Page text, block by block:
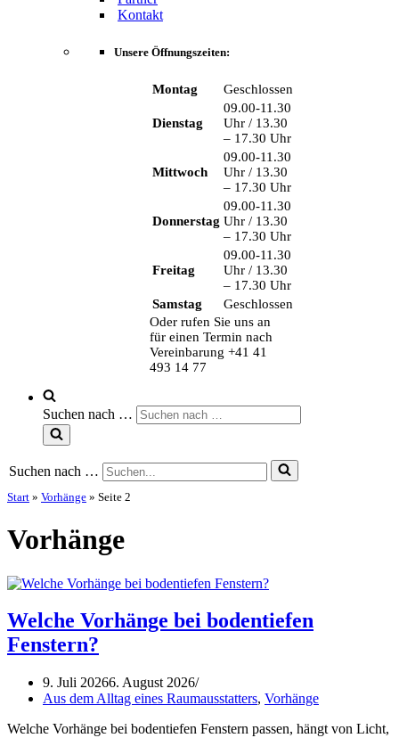
Kontakt
Unsere Öffnungszeiten:
Montag Geschlossen
Dienstag
09.00-11.30
Uhr / 13.30
– 17.30 Uhr
Mittwoch
09.00-11.30
Uhr / 13.30
– 17.30 Uhr
Donnerstag
09.00-11.30
Uhr / 13.30
– 17.30 Uhr
Freitag
09.00-11.30
Uhr / 13.30
– 17.30 Uhr
Samstag
Geschlossen
Oder rufen Sie uns an
für einen Termin nach
Vereinbarung +41 41
493 14 77
Suchen nach …
Suchen nach …
Start » Vorhänge » Seite 2
Vorhänge
Welche Vorhänge bei bodentiefen
Fenstern?
9. Juli 20266. August 2026
Aus dem Alltag eines Raumausstatters, Vorhänge
Welche Vorhänge bei bodentiefen Fenstern passen, hängt von Licht,